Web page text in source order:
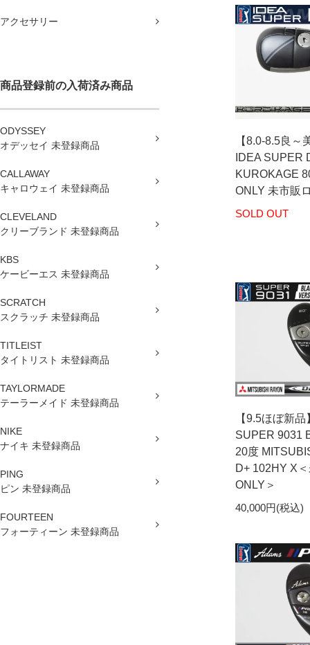
アクセサリー
商品登録前の入荷済み商品
ODYSSEY
オデッセイ 未登録商品
CALLAWAY
キャロウェイ 未登録商品
CLEVELAND
クリーブランド 未登録商品
KBS
ケービーエス 未登録商品
SCRATCH
スクラッチ 未登録商品
TITLEIST
タイトリスト 未登録商品
TAYLORMADE
テーラーメイド 未登録商品
NIKE
ナイキ 未登録商品
PING
ピン 未登録商品
FOURTEEN
フォーティーン 未登録商品
【8.0-8.5良～
IDEA SUPER
KUROKAGE
ONLY 未市販
SOLD OUT
【9.5ほぼ新
SUPER 9031
20度
D+ 102HY X
ONLY＞
40,000円(税込)